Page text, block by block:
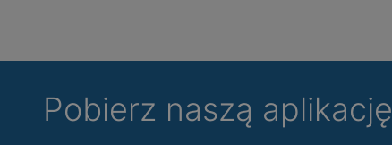
Pobierz naszą aplikację